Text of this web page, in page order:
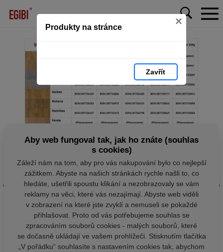
Produkty na stránce ×
Zavřít
Aby web fungoval tak, jak ho znáte (souhlas
s cookies)
Záleží nám na tom, aby pro vás nakupování bylo co nejlepší
zážitkem. Abyste na našich stránkách rychle našli to, co
hledáte, ušetřili spoustu klikání a nezobrazovaly se vám
reklamy na věci, které vás nezajímají. Abyste web viděli
v zobrazení na které jste zvyklí a nemuseli se pokaždé
přihlašovat. Proto od vás potřebujeme souhlas se
zpracováním souborů cookies - malých souborů, které
se dočasně ukládají ve vašem prohlížeči. Stisknutím tlačítka
„V pořádku“ souhlasíte s nastavením cookies tak, abychom